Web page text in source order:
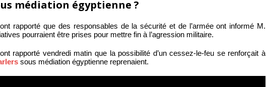
médiation égyptienne ?
rapporté que des responsables de la sécurité et de l’armée ont informé M.
pourraient être prises pour mettre fin à l’agression militaire.
rapporté vendredi matin que la possibilité d’un cessez-le-feu se renforçait à
sous médiation égyptienne reprenaient.